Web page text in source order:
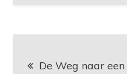
De Weg naar